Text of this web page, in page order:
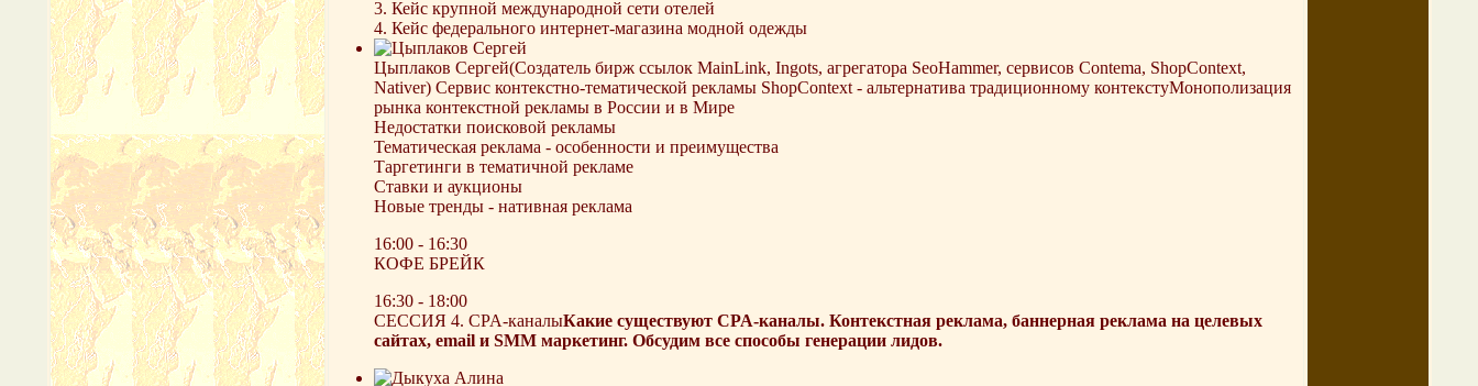
3. Кейс крупной международной сети отелей
4. Кейс федерального интернет-магазина модной одежды
Цыплаков Сергей(Создатель бирж ссылок MainLink, Ingots, агрегатора SeoHammer, сервисов Contema, ShopContext,
Nativer) Сервис контекстно-тематической рекламы ShopContext - альтернатива традиционному контекстуМонополизация
рынка контекстной рекламы в России и в Мире
Недостатки поисковой рекламы
Тематическая реклама - особенности и преимущества
Таргетинги в тематичной рекламе
Ставки и аукционы
Новые тренды - нативная реклама
16:00 - 16:30
КОФЕ БРЕЙК
16:30 - 18:00
СЕССИЯ 4. CPA-каналыКакие существуют CPA-каналы. Контекстная реклама, баннерная реклама на целевых
сайтах, email и SMM маркетинг. Обсудим все способы генерации лидов.